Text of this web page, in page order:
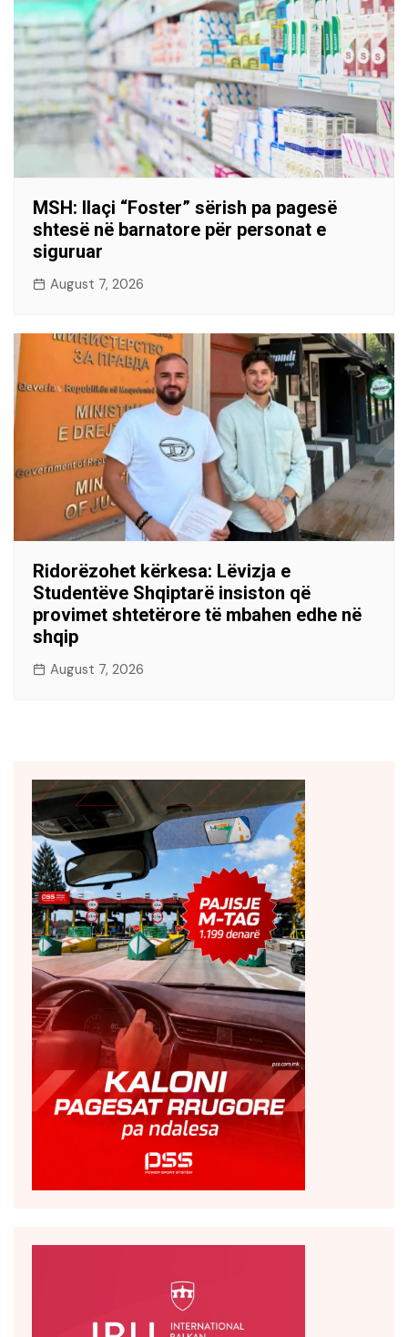
MSH: Ilaçi “Foster” sërish pa pagesë
shtesë në barnatore për personat e
siguruar
August 7, 2026
Ridorëzohet kërkesa: Lëvizja e
Studentëve Shqiptarë insiston që
provimet shtetërore të mbahen edhe në
shqip
August 7, 2026